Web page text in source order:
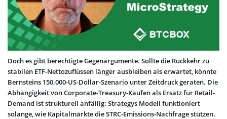
Doch es gibt berechtigte Gegenargumente. Sollte die Rückkehr zu
stabilen ETF-Nettozuflüssen länger ausbleiben als erwartet, könnte
Bernsteins 150.000-US-Dollar-Szenario unter Zeitdruck geraten. Die
Abhängigkeit von Corporate-Treasury-Käufen als Ersatz für Retail-
Demand ist strukturell anfällig: Strategys Modell funktioniert
solange, wie Kapitalmärkte die STRC-Emissions-Nachfrage stützen.